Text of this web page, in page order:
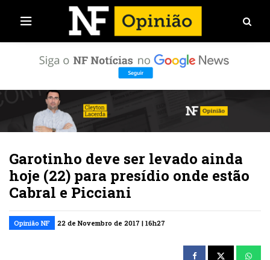
Garotinho deve ser levado ainda
hoje (22) para presídio onde estão
Cabral e Picciani
Opinião NF 22 de Novembro de 2017 | 16h27